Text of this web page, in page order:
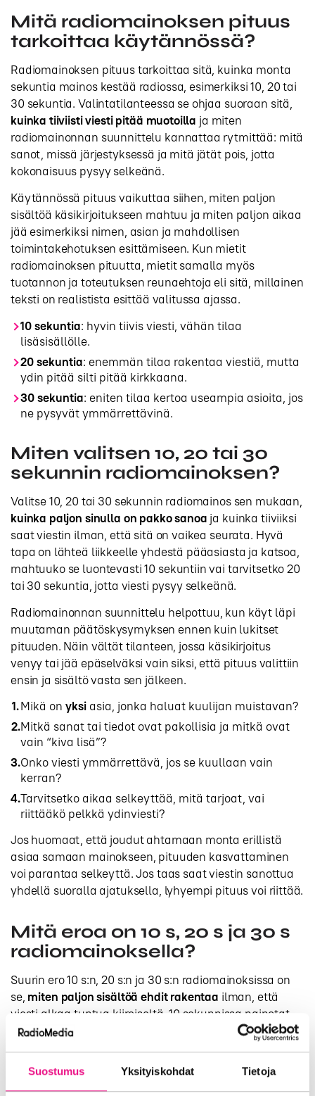
Suostumus Yksityiskohdat Tietoja
Mitä radiomainoksen pituus
tarkoittaa käytännössä?
Radiomainoksen pituus tarkoittaa sitä, kuinka monta
sekuntia mainos kestää radiossa, esimerkiksi 10, 20 tai
30 sekuntia. Valintatilanteessa se ohjaa suoraan sitä,
kuinka tiiviisti viesti pitää muotoilla ja miten
radiomainonnan suunnittelu kannattaa rytmittää: mitä
sanot, missä järjestyksessä ja mitä jätät pois, jotta
kokonaisuus pysyy selkeänä.
Käytännössä pituus vaikuttaa siihen, miten paljon
sisältöä käsikirjoitukseen mahtuu ja miten paljon aikaa
jää esimerkiksi nimen, asian ja mahdollisen
toimintakehotuksen esittämiseen. Kun mietit
radiomainoksen pituutta, mietit samalla myös
tuotannon ja toteutuksen reunaehtoja eli sitä, millainen
teksti on realistista esittää valitussa ajassa.
10 sekuntia: hyvin tiivis viesti, vähän tilaa
lisäsisällölle.
20 sekuntia: enemmän tilaa rakentaa viestiä, mutta
ydin pitää silti pitää kirkkaana.
30 sekuntia: eniten tilaa kertoa useampia asioita, jos
ne pysyvät ymmärrettävinä.
Miten valitsen 10, 20 tai 30
sekunnin radiomainoksen?
Valitse 10, 20 tai 30 sekunnin radiomainos sen mukaan,
kuinka paljon sinulla on pakko sanoa ja kuinka tiiviiksi
saat viestin ilman, että sitä on vaikea seurata. Hyvä
tapa on lähteä liikkeelle yhdestä pääasiasta ja katsoa,
mahtuuko se luontevasti 10 sekuntiin vai tarvitsetko 20
tai 30 sekuntia, jotta viesti pysyy selkeänä.
Radiomainonnan suunnittelu helpottuu, kun käyt läpi
muutaman päätöskysymyksen ennen kuin lukitset
pituuden. Näin vältät tilanteen, jossa käsikirjoitus
venyy tai jää epäselväksi vain siksi, että pituus valittiin
ensin ja sisältö vasta sen jälkeen.
Mikä onyksi asia, jonka haluat kuulijan muistavan?
Mitkä sanat tai tiedot ovat pakollisia ja mitkä ovat
vain “kiva lisä”?
Onko viesti ymmärrettävä, jos se kuullaan vain
kerran?
Tarvitsetko aikaa selkeyttää, mitä tarjoat, vai
riittääkö pelkkä ydinviesti?
Jos huomaat, että joudut ahtamaan monta erillistä
asiaa samaan mainokseen, pituuden kasvattaminen
voi parantaa selkeyttä. Jos taas saat viestin sanottua
yhdellä suoralla ajatuksella, lyhyempi pituus voi riittää.
Mitä eroa on 10 s, 20 s ja 30 s
radiomainoksella?
Suurin ero 10 s:n, 20 s:n ja 30 s:n radiomainoksissa on
se, miten paljon sisältöä ehdit rakentaa ilman, että
viesti alkaa tuntua kiireiseltä. 10 sekunnissa painotat
yhtä ajatusta, 20 sekunnissa ehdit yleensä avata sitä
hieman, ja 30 sekunnissa sinulla on eniten tilaa
muotoilla kokonaisuus, kunhan pidät rakenteen
yksinkertaisena.